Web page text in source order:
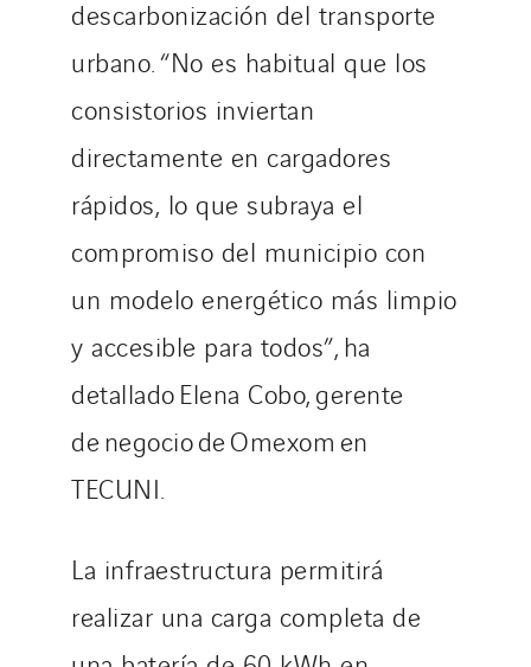
descarbonización del transporte
urbano. “No es habitual que los
consistorios inviertan
directamente en cargadores
rápidos, lo que subraya el
compromiso del municipio con
un modelo energético más limpio
y accesible para todos”, ha
detallado Elena Cobo, gerente
de negocio de Omexom en
TECUNI.
La infraestructura permitirá
realizar una carga completa de